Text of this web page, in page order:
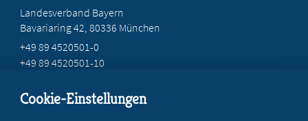
Landesverband Bayern
Bavariaring 42, 80336 München
+49 89 4520501-0
+49 89 4520501-10
Cookie-Einstellungen